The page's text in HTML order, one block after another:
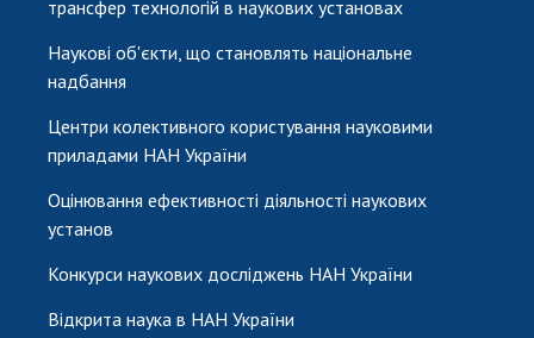
трансфер технологій в наукових установах
Наукові об'єкти, що становлять національне
надбання
Центри колективного користування науковими
приладами НАН України
Оцінювання ефективності діяльності наукових
установ
Конкурси наукових досліджень НАН України
Відкрита наука в НАН України